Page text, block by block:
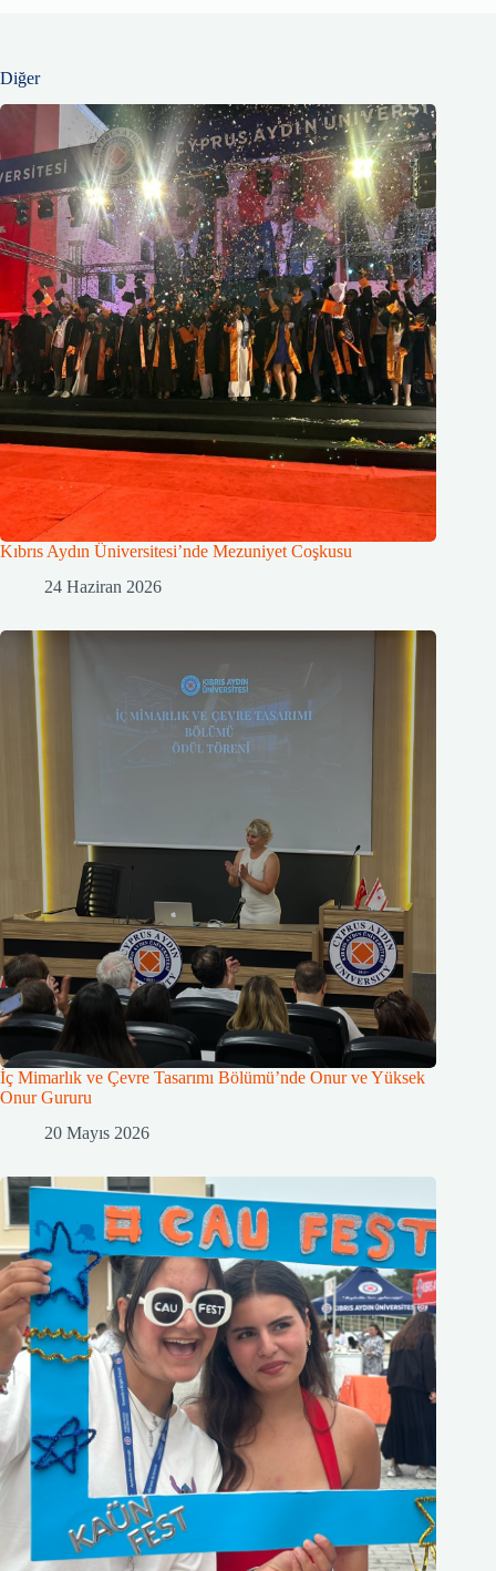
Diğer
Kıbrıs Aydın Üniversitesi’nde Mezuniyet Coşkusu
24 Haziran 2026
İç Mimarlık ve Çevre Tasarımı Bölümü’nde Onur ve Yüksek
Onur Gururu
20 Mayıs 2026